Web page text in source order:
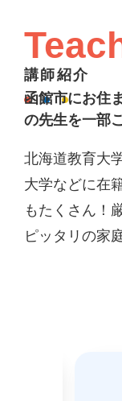
講師紹介
函館市にお住
の先生を一部
北海道教育大
大学などに在
もたくさん！
ピッタリの家